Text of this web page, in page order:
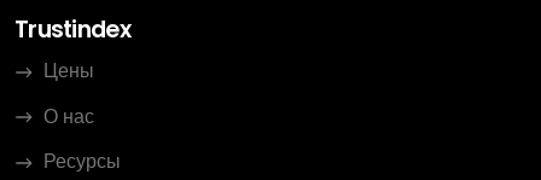
Trustindex
Цены
О нас
Ресурсы